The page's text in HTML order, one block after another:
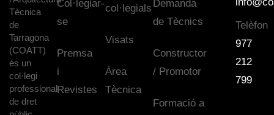
Tècnica
de
Tarragona
(COATT)
és un
col·legi
professional
de dret
Col·legiar-
se
Premsa
i
Revistes
col·legials
Visats
Àrea
Tècnica
Demanda
de Tècnics
Constructor
/ Promotor
Formació a
Telèfon
977
212
799